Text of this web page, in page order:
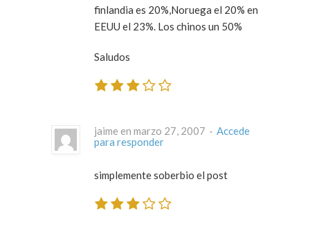
finlandia es 20%,Noruega el 20% en
EEUU el 23%. Los chinos un 50%
Saludos
jaime en marzo 27, 2007 · Accede
para responder
simplemente soberbio el post